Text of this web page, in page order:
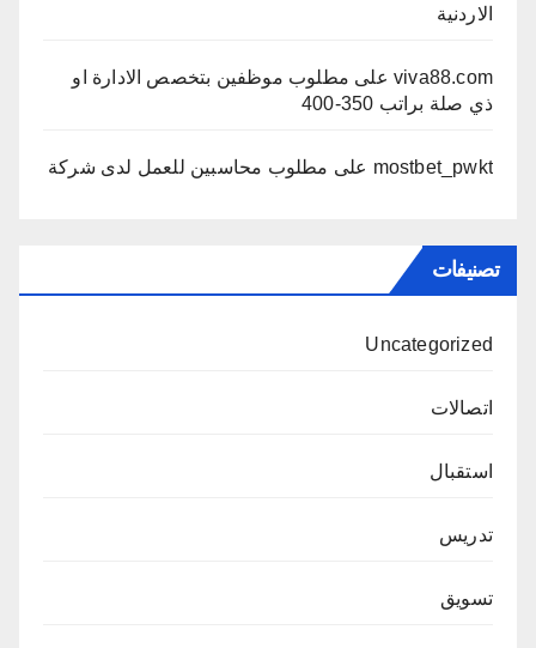
الاردنية
viva88.com على مطلوب موظفين بتخصص الادارة او
ذي صلة براتب 350-400
mostbet_pwkt على مطلوب محاسبين للعمل لدى شركة
تصنيفات
Uncategorized
اتصالات
استقبال
تدريس
تسويق